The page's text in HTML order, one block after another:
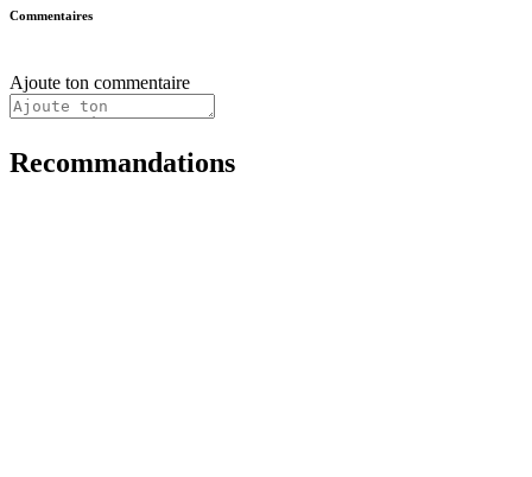
Commentaires
Ajoute ton commentaire
Recommandations